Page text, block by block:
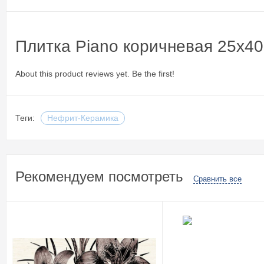
Плитка Piano коричневая
About this product reviews yet. Be the first!
Теги: Нефрит-Керамика
Рекомендуем посмотреть Сравнить все